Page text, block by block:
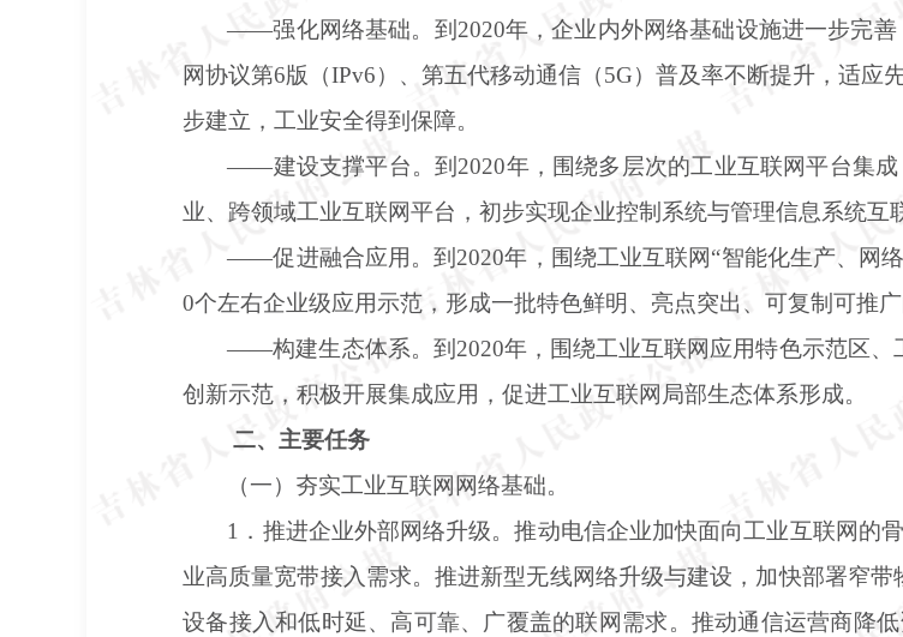
——强化网络基础。到2020年，企业内外网络基础设施进一步完善
网协议第6版（IPv6）、第五代移动通信（5G）普及率不断提升，适应
步建立，工业安全得到保障。
——建设支撑平台。到2020年，围绕多层次的工业互联网平台集
业、跨领域工业互联网平台，初步实现企业控制系统与管理信息系统互
——促进融合应用。到2020年，围绕工业互联网“智能化生产、网
0个左右企业级应用示范，形成一批特色鲜明、亮点突出、可复制可推广
——构建生态体系。到2020年，围绕工业互联网应用特色示范区、
创新示范，积极开展集成应用，促进工业互联网局部生态体系形成。
二、主要任务
（一）夯实工业互联网网络基础。
1．推进企业外部网络升级。推动电信企业加快面向工业互联网的
业高质量宽带接入需求。推进新型无线网络升级与建设，加快部署窄
设备接入和低时延、高可靠、广覆盖的联网需求。推动通信运营商降